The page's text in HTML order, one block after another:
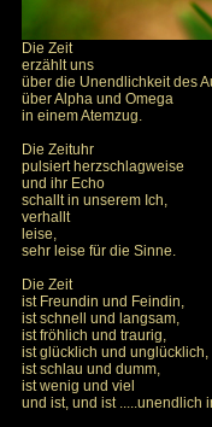
Die Zeit
erzählt uns
über die Unendlichkeit des
über Alpha und Omega
in einem Atemzug.
Die Zeituhr
pulsiert herzschlagweise
und ihr Echo
schallt in unserem Ich,
verhallt
leise,
sehr leise für die Sinne.
Die Zeit
ist Freundin und Feindin,
ist schnell und langsam,
ist fröhlich und traurig,
ist glücklich und unglücklich,
ist schlau und dumm,
ist wenig und viel
und ist, und ist .....unendlich